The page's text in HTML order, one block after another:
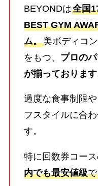
BEYONDは全国
BEST GYM
ム。美ボディコ
をもつ、 プロの
が揃っております
過度な食事制限
フスタイルに合
す。
特に回数券コー
内でも最安値級